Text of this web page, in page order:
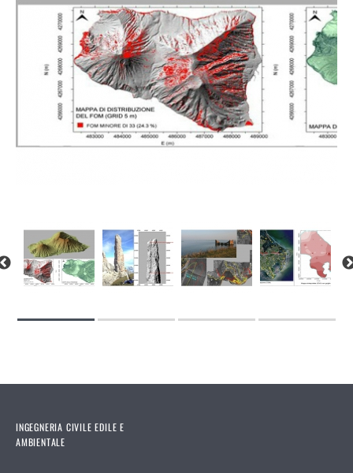
INGEGNERIA CIVILE EDILE E
AMBIENTALE